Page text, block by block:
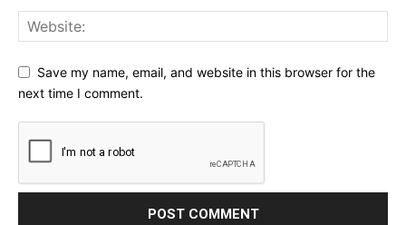
Save my name, email, and website in this browser for the
next time I comment.